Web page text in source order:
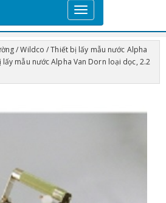
T
o
g
g
/Wildco /Thiết bị lấy mẫu nước Alpha
mẫu nước Alpha Van Dorn loại dọc, 2.2